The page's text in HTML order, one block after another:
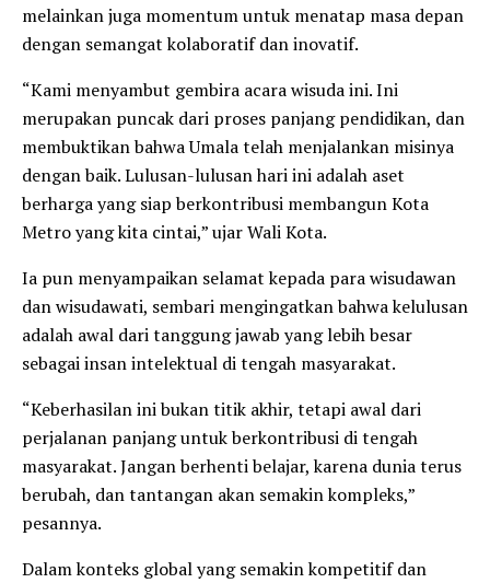
melainkan juga momentum untuk menatap masa depan
dengan semangat kolaboratif dan inovatif.
“Kami menyambut gembira acara wisuda ini. Ini
merupakan puncak dari proses panjang pendidikan, dan
membuktikan bahwa Umala telah menjalankan misinya
dengan baik. Lulusan-lulusan hari ini adalah aset
berharga yang siap berkontribusi membangun Kota
Metro yang kita cintai,” ujar Wali Kota.
Ia pun menyampaikan selamat kepada para wisudawan
dan wisudawati, sembari mengingatkan bahwa kelulusan
adalah awal dari tanggung jawab yang lebih besar
sebagai insan intelektual di tengah masyarakat.
“Keberhasilan ini bukan titik akhir, tetapi awal dari
perjalanan panjang untuk berkontribusi di tengah
masyarakat. Jangan berhenti belajar, karena dunia terus
berubah, dan tantangan akan semakin kompleks,”
pesannya.
Dalam konteks global yang semakin kompetitif dan